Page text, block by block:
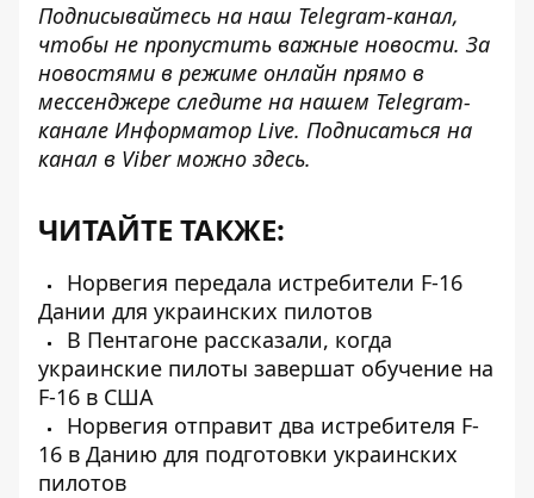
Подписывайтесь на наш Telegram-канал,
чтобы не пропустить важные новости. За
новостями в режиме онлайн прямо в
мессенджере следите на нашем Telegram-
канале Информатор Live. Подписаться на
канал в Viber можно здесь.
ЧИТАЙТЕ ТАКЖЕ:
Норвегия передала истребители F-16
Дании для украинских пилотов
В Пентагоне рассказали, когда
украинские пилоты завершат обучение на
F-16 в США
Норвегия отправит два истребителя F-
16 в Данию для подготовки украинских
пилотов